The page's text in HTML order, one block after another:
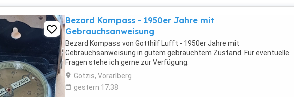
Bezard Kompass - 1950er Jahre mit
Gebrauchsanweisung
Bezard Kompass von Gotthilf Lufft - 1950er Jahre mit
Gebrauchsanweisung in gutem gebrauchtem Zustand. Für eventuelle
Fragen stehe ich gerne zur Verfügung.
Götzis, Vorarlberg
gestern 17:38